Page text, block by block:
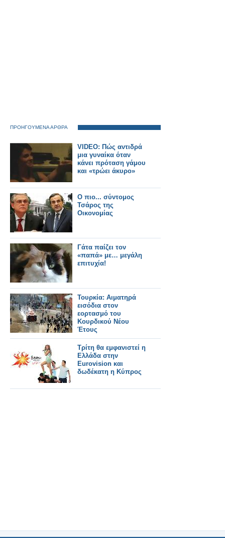
ΠΡΟΗΓΟΥΜΕΝΑ ΑΡΘΡΑ
VIDEO: Πώς αντιδρά
μια γυναίκα όταν
κάνει πρόταση γάμου
και «τρώει άκυρο»
Ο πιο... σύντομος
Τσάρος της
Οικονομίας
Γάτα παίζει τον
«παπά» με… μεγάλη
επιτυχία!
Τουρκία: Αιματηρά
εισόδια στον
εορτασμό του
Κουρδικού Νέου
Έτους
Τρίτη θα εμφανιστεί η
Ελλάδα στην
Eurovision και
δωδέκατη η Κύπρος